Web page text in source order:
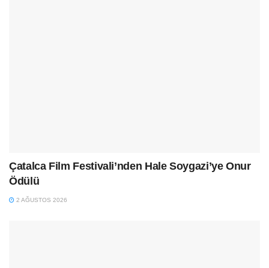
Çatalca Film Festivali’nden Hale Soygazi’ye Onur
Ödülü
2 AĞUSTOS 2026